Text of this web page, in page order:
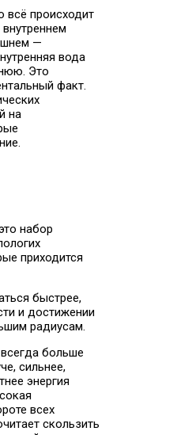
всё происходит
—
вода
Это
факт.
на
набор
приходится
быстрее,
и достижении
радиусам.
больше
сильнее,
энергия
всех
скользить